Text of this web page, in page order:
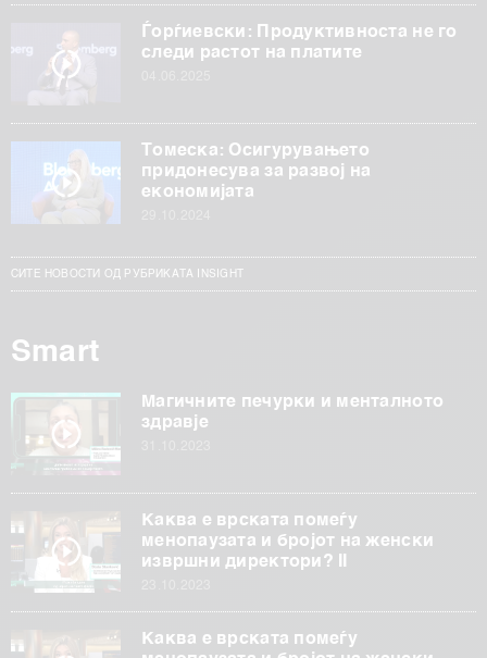
Ѓорѓиевски: Продуктивноста не го
следи растот на платите
Томеска: Осигурувањето
придонесува за развој на
економијата
СИТЕ НОВОСТИ ОД РУБРИКАТА INSIGHT
Smart
Магичните печурки и менталното
здравје
Каква е врската помеѓу
менопаузата и бројот на женски
извршни директори? II
Каква е врската помеѓу